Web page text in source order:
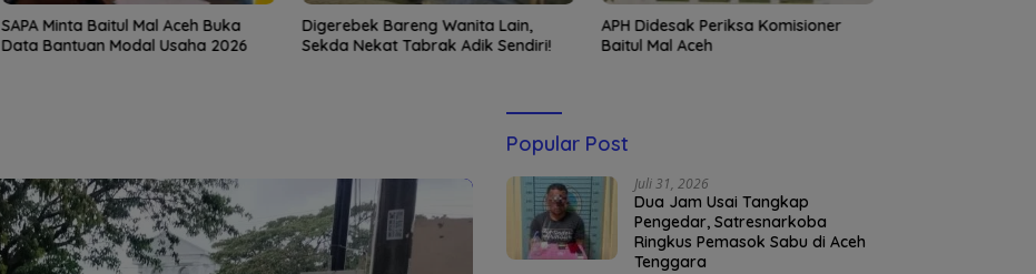
SAPA Minta Baitul Mal Aceh Buka
Data Bantuan Modal Usaha 2026
Digerebek Bareng Wanita Lain,
Sekda Nekat Tabrak Adik Sendiri!
APH Didesak Periksa Komisioner
Baitul Mal Aceh
Popular Post
Juli 31, 2026
Dua Jam Usai Tangkap
Pengedar, Satresnarkoba
Ringkus Pemasok Sabu di Aceh
Tenggara